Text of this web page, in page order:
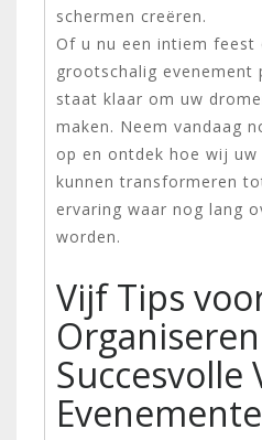
schermen creëren.
Of u nu een intiem
grootschalig evenement
staat klaar om uw
maken. Neem vandaag
op en ontdek hoe wij
kunnen transformeren
ervaring waar nog lang
worden.
Vijf Tips
Succesvolle